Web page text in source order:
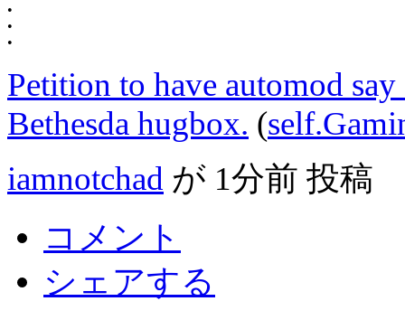
•
•
•
Petition to have automod
Bethesda hugbox. (
iamnotchad が 1分前 投稿
コメント
シェアする